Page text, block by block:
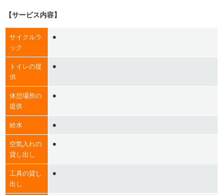
【サービス内容】
サイクルラ
ック
●
トイレの提
供
●
休憩場所の
提供
●
給水 ●
空気入れの
貸し出し
●
工具の貸し
出し
●